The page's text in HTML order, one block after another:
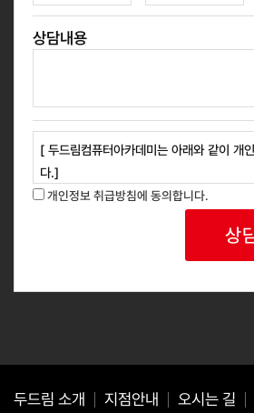
상담내용
[ 두드림컴퓨터아카데미는 아래와 같이 개
다.]
1. 개인정보 수집 목적 : 교육과정 안내, 신
3. 보유 및 이용기간: 회사는 개인정보 수
개인정보 취급방침에 동의합니다.
두드림 소개 지점안내 오시는 길